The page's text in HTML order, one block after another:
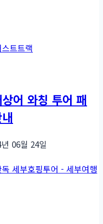
어 와칭 투어 패
06월 24일